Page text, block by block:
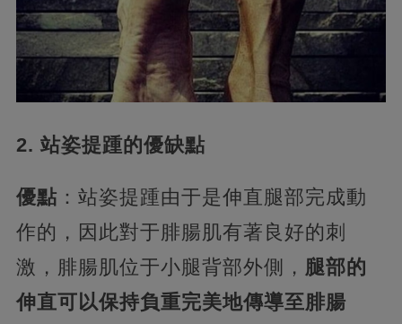
2. 站姿提踵的優缺點
優點 ：站姿提踵由于是伸直腿部完成動
作的，因此對于腓腸肌有著良好的刺
激，腓腸肌位于小腿背部外側， 腿部的
伸直可以保持負重完美地傳導至腓腸